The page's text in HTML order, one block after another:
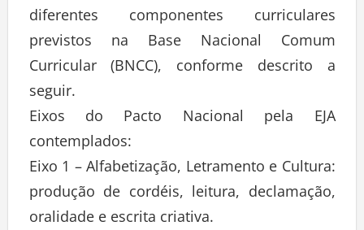
diferentes componentes curriculares
previstos na Base Nacional Comum
Curricular (BNCC), conforme descrito a
seguir.
Eixos do Pacto Nacional pela EJA
contemplados:
Eixo 1 – Alfabetização, Letramento e Cultura:
produção de cordéis, leitura, declamação,
oralidade e escrita criativa.